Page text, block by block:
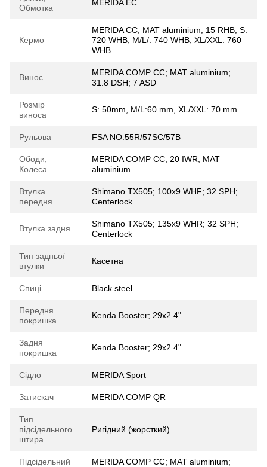
Обмотка
MERIDA EC
Кермо
MERIDA CC; MAT aluminium; 15 RHB; S:
720 WHB; M/L/: 740 WHB; XL/XXL: 760
WHB
Винос
MERIDA COMP CC; MAT aluminium;
31.8 DSH; 7 ASD
Розмір
виноса
S: 50mm, M/L:60 mm, XL/XXL: 70 mm
Рульова FSA NO.55R/57SC/57B
Ободи,
Колеса
MERIDA COMP CC; 20 IWR; MAT
aluminium
Втулка
передня
Shimano TX505; 100x9 WHF; 32 SPH;
Centerlock
Втулка задня
Shimano TX505; 135x9 WHR; 32 SPH;
Centerlock
Тип задньої
втулки
Касетна
Спиці Black steel
Передня
покришка
Kenda Booster; 29x2.4"
Задня
покришка
Kenda Booster; 29x2.4"
Сідло MERIDA Sport
Затискач MERIDA COMP QR
Тип
підсідельного
штира
Ригідний (жорсткий)
Підсідельний
MERIDA COMP CC; MAT aluminium;